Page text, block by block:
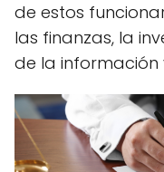
de estos
las finanzas, la
de la información